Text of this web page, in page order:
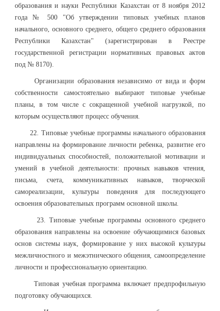
образования и науки Республики Казахстан от 8 ноября 2012
года № 500 "Об утверждении типовых учебных планов
начального, основного среднего, общего среднего образования
Республики Казахстан" (зарегистрирован в Реестре
государственной регистрации нормативных правовых актов
под № 8170).
Организации образования независимо от вида и форм
собственности самостоятельно выбирают типовые учебные
планы, в том числе с сокращенной учебной нагрузкой, по
которым осуществляют процесс обучения.
22. Типовые учебные программы начального образования
направлены на формирование личности ребенка, развитие его
индивидуальных способностей, положительной мотивации и
умений в учебной деятельности: прочных навыков чтения,
письма, счета, коммуникативных навыков, творческой
самореализации, культуры поведения для последующего
освоения образовательных программ основной школы.
23. Типовые учебные программы основного среднего
образования направлены на освоение обучающимися базовых
основ системы наук, формирование у них высокой культуры
межличностного и межэтнического общения, самоопределение
личности и профессиональную ориентацию.
Типовая учебная программа включает предпрофильную
подготовку обучающихся.